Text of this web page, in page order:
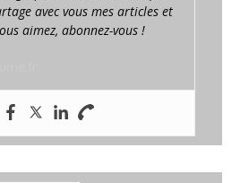
avec vous mes articles et
aimez, abonnez-vous !